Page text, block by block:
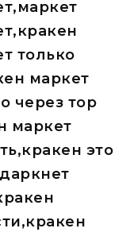
только
маркет
через тор
маркет
это